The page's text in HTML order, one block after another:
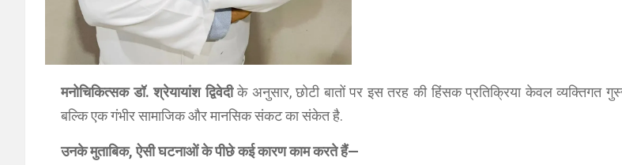
मनोचिकित्सक डॉ. श्रेयायांश द्विवेदीके अनुसार, छोटी बातों पर इस तरह की हिंसक प्रतिक्रिया केवल व्यक्तिगत
बल्कि एक गंभीर सामाजिक और मानसिक संकट का संकेत है.
उनके मुताबिक, ऐसी घटनाओं के पीछे कई कारण काम करते हैं—